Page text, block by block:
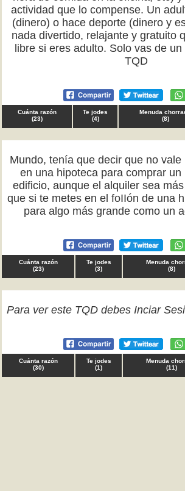
actividad que lo compense. Un
(dinero) o hace deporte (dinero y
nada divertido, relajante y gratuito
libre si eres adulto. Solo vas de
TQD
Cuánta razón
(23)
Te jodes
(4)
Menuda
(8)
Mundo, tenía que decir que no
en una hipoteca para comprar un
edificio, aunque el alquiler sea
que si te metes en el foIIón de una
para algo más grande como un
Cuánta razón
(23)
Te jodes
(3)
Menuda
(8)
Para ver este TQD debes Inciar
Cuánta razón
(30)
Te jodes
(1)
Menuda
(11)